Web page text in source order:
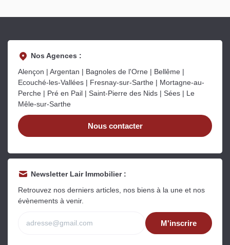
Nos Agences :
Alençon | Argentan | Bagnoles de l'Orne | Bellême |
Ecouché-les-Vallées | Fresnay-sur-Sarthe | Mortagne-au-
Perche | Pré en Pail | Saint-Pierre des Nids | Sées | Le
Mêle-sur-Sarthe
Nous contacter
Newsletter Lair Immobilier :
Retrouvez nos derniers articles, nos biens à la une et nos
évènements à venir.
M'inscrire